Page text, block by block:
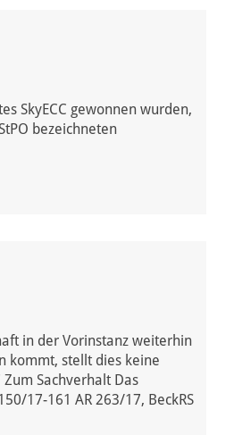
SkyECC gewonnen wurden,
bezeichneten
in der Vorinstanz weiterhin
kommt, stellt dies keine
Sachverhalt Das
17-161 AR 263/17, BeckRS